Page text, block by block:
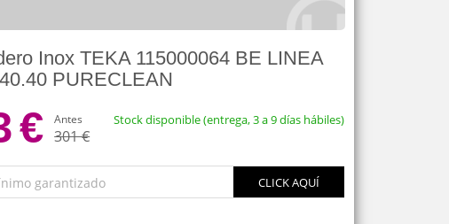
Inox TEKA 115000064 BE LINEA
PURECLEAN
€ Antes
301 €
Stock disponible (entrega, 3 a 9 días hábiles)
garantizado CLICK AQUÍ